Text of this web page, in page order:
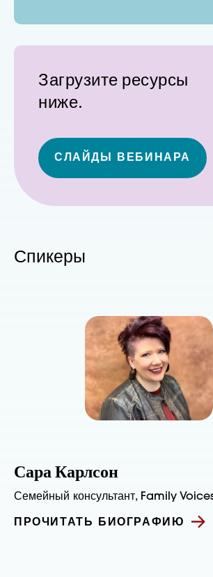
Загрузите ресурсы
ниже.
СЛАЙДЫ ВЕБИНАРА
Спикеры
Сара Карлсон
Семейный консультант, Family
ПРОЧИТАТЬ БИОГРАФИЮ